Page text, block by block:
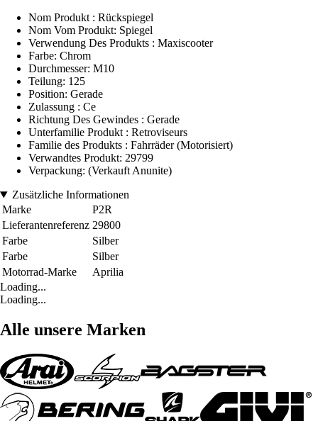
Nom Produkt : Rückspiegel
Nom Vom Produkt: Spiegel
Verwendung Des Produkts : Maxiscooter
Farbe: Chrom
Durchmesser: M10
Teilung: 125
Position: Gerade
Zulassung : Ce
Richtung Des Gewindes : Gerade
Unterfamilie Produkt : Retroviseurs
Familie des Produkts : Fahrräder (Motorisiert)
Verwandtes Produkt: 29799
Verpackung: (Verkauft Anunite)
Zusätzliche Informationen
Marke
P2R
Lieferantenreferenz 29800
Farbe
Silber
Farbe
Silber
Motorrad-Marke
Aprilia
Loading...
Loading...
Alle unsere Marken